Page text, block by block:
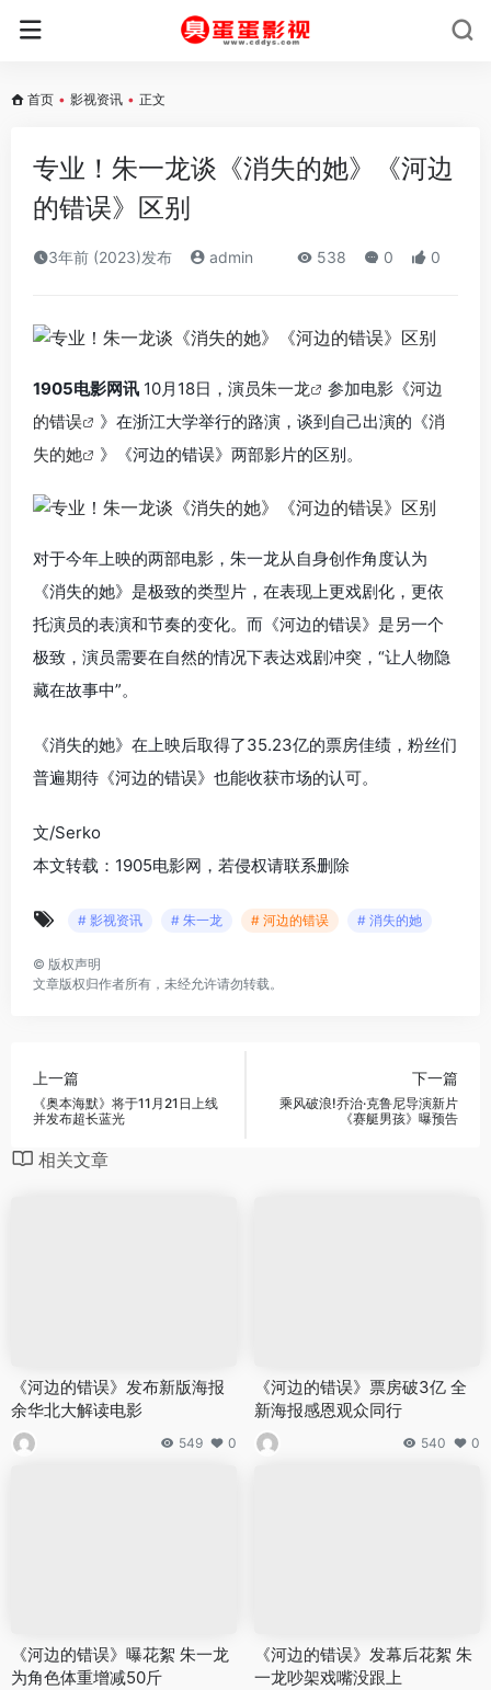
首页 • 影视资讯 • 正文
专业！朱一龙谈《消失的她》《河边
的错误》区别
3年前 (2023)发布 admin 538 0 0
1905电影网讯 10月18日，演员朱一龙 参加电影《河边
的错误
》在浙江大学举行的路演，谈到自己出演的《消
失的她
》《河边的错误》两部影片的区别。
对于今年上映的两部电影，朱一龙从自身创作角度认为
《消失的她》是极致的类型片，在表现上更戏剧化，更依
托演员的表演和节奏的变化。而《河边的错误》是另一个
极致，演员需要在自然的情况下表达戏剧冲突，“让人物隐
藏在故事中”。
《消失的她》在上映后取得了35.23亿的票房佳绩，粉丝们
普遍期待《河边的错误》也能收获市场的认可。
文/Serko
本文转载：1905电影网，若侵权请联系删除
# 影视资讯 # 朱一龙 # 河边的错误 # 消失的她
© 版权声明
文章版权归作者所有，未经允许请勿转载。
上一篇
《奥本海默》将于11月21日上线
并发布超长蓝光
下一篇
乘风破浪!乔治·克鲁尼导演新片
《赛艇男孩》曝预告
相关文章
《河边的错误》发布新版海报
余华北大解读电影
549 0
《河边的错误》票房破3亿 全
新海报感恩观众同行
540 0
《河边的错误》曝花絮 朱一龙
为角色体重增减50斤
《河边的错误》发幕后花絮 朱
一龙吵架戏嘴没跟上